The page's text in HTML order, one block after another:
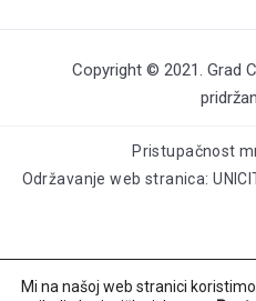
Copyright © 2021. Grad
Pristupačnost
Održavanje web stranica:
Mi na našoj web stranici